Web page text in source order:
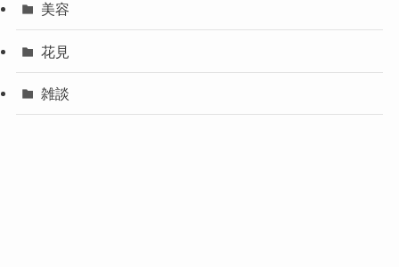
美容
花見
雑談